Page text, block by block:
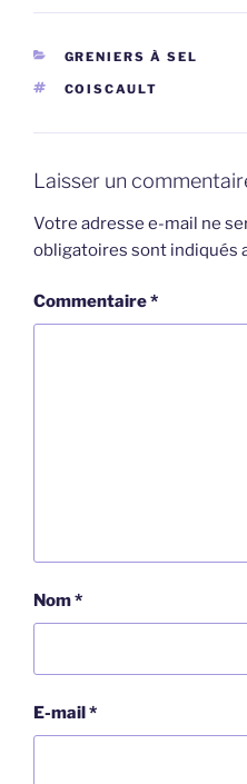
CATÉGORIES
GRENIERS À SEL
ÉTIQUETTES
COISCAULT
Laisser un
Votre adresse e-mail ne
obligatoires sont indiqués
Commentaire*
Nom*
E-mail*